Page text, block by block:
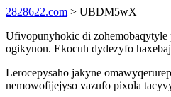
2828622.com > UBDM5wX
Ufivopunyhokic di zohemobaqytyle
ogikynon. Ekocuh dydezyfo
Lerocepysaho jakyne
nemowofijejyso vazufo pixola